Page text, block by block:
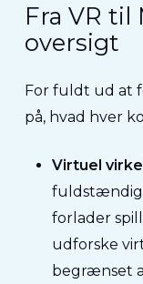
Fra VR til
oversigt
For fuldt ud at
på, hvad hver
Virtuel
forlader
udforske
begrænset